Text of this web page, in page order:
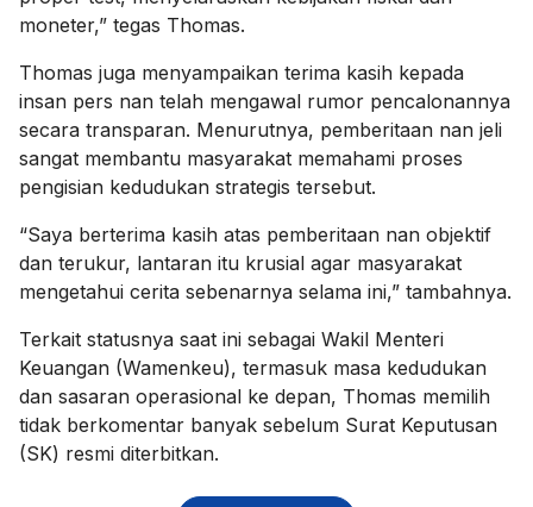
moneter,” tegas Thomas.
Thomas juga menyampaikan terima kasih kepada
insan pers nan telah mengawal rumor pencalonannya
secara transparan. Menurutnya, pemberitaan nan jeli
sangat membantu masyarakat memahami proses
pengisian kedudukan strategis tersebut.
“Saya berterima kasih atas pemberitaan nan objektif
dan terukur, lantaran itu krusial agar masyarakat
mengetahui cerita sebenarnya selama ini,” tambahnya.
Terkait statusnya saat ini sebagai Wakil Menteri
Keuangan (Wamenkeu), termasuk masa kedudukan
dan sasaran operasional ke depan, Thomas memilih
tidak berkomentar banyak sebelum Surat Keputusan
(SK) resmi diterbitkan.